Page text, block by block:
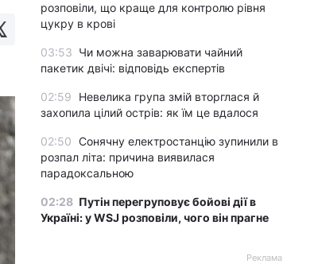
розповіли, що краще для контролю рівня
цукру в крові
03:53 Чи можна заварювати чайний
пакетик двічі: відповідь експертів
02:59
Невелика група змій вторглася й
захопила цілий острів: як їм це вдалося
02:50 Сонячну електростанцію зупинили в
розпал літа: причина виявилася
парадоксальною
02:28 Путін перегруповує бойові дії в
Україні: у WSJ розповіли, чого він прагне
Реклама